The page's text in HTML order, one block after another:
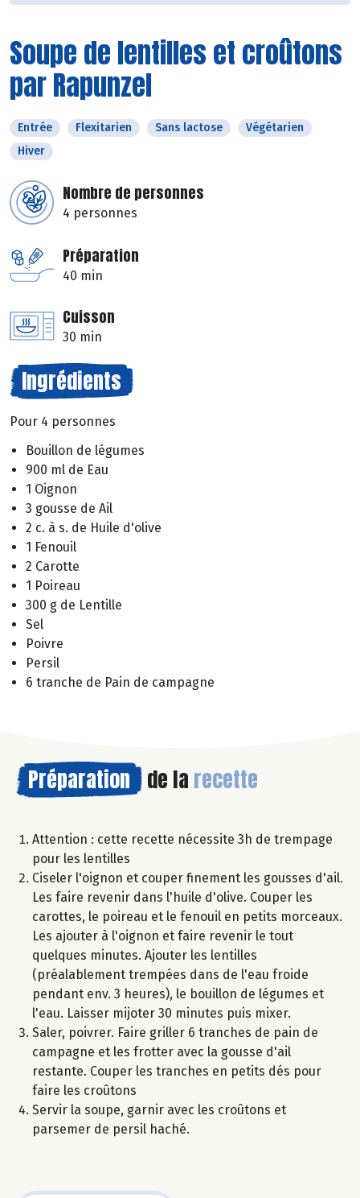
Soupe de lentilles et croûtons
par Rapunzel
Entrée Flexitarien Sans lactose
Végétarien
Hiver
Nombre de personnes
4 personnes
Préparation
40 min
Cuisson
30 min
Ingrédients
Pour 4 personnes
Bouillon de légumes
900 ml de Eau
1 Oignon
3 gousse de Ail
2 c. à s. de Huile d'olive
1 Fenouil
2 Carotte
1 Poireau
300 g de Lentille
Sel
Poivre
Persil
6 tranche de Pain de campagne
Préparation de la recette
Attention : cette recette nécessite 3h de trempage
pour les lentilles
Ciseler l'oignon et couper finement les gousses d'ail.
Les faire revenir dans l'huile d'olive. Couper les
carottes, le poireau et le fenouil en petits morceaux.
Les ajouter à l'oignon et faire revenir le tout
quelques minutes. Ajouter les lentilles
(préalablement trempées dans de l'eau froide
pendant env. 3 heures), le bouillon de légumes et
l'eau. Laisser mijoter 30 minutes puis mixer.
Saler, poivrer. Faire griller 6 tranches de pain de
campagne et les frotter avec la gousse d'ail
restante. Couper les tranches en petits dés pour
faire les croûtons
Servir la soupe, garnir avec les croûtons et
parsemer de persil haché.